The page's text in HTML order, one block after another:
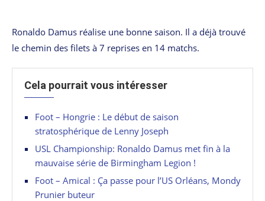
Ronaldo Damus réalise une bonne saison. Il a déjà trouvé
le chemin des filets à 7 reprises en 14 matchs.
Cela pourrait vous intéresser
Foot – Hongrie : Le début de saison
stratosphérique de Lenny Joseph
USL Championship: Ronaldo Damus met fin à la
mauvaise série de Birmingham Legion !
Foot – Amical : Ça passe pour l’US Orléans, Mondy
Prunier buteur